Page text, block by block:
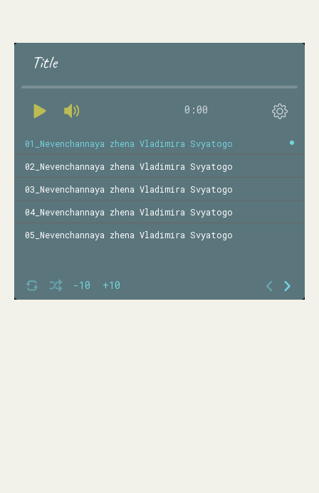
Title
0:00
-10 +10
01_Nevenchannaya zhena Vladimira Svyatogo
02_Nevenchannaya zhena Vladimira Svyatogo
03_Nevenchannaya zhena Vladimira Svyatogo
04_Nevenchannaya zhena Vladimira Svyatogo
05_Nevenchannaya zhena Vladimira Svyatogo